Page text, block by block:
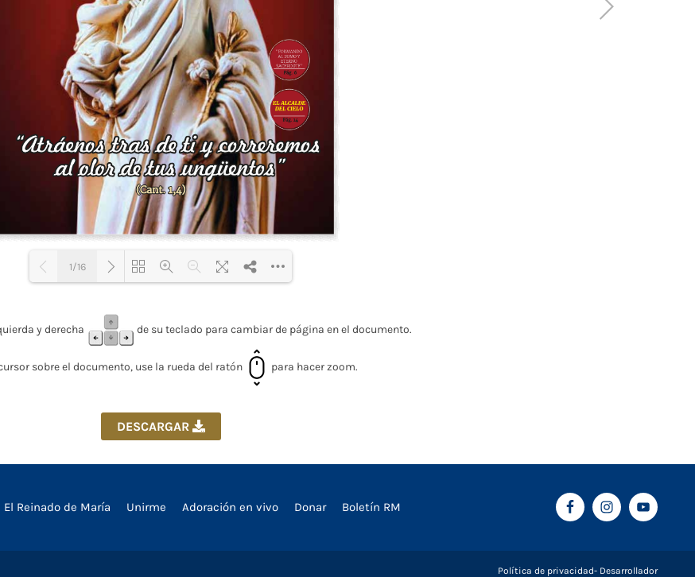
Loading PDF 46% ...
1/16
y derecha de su teclado para cambiar de página en el documento.
sobre el documento, use la rueda del ratón para hacer zoom.
DESCARGAR
El Reinado de María Unirme Adoración en vivo Donar Boletín RM
Política de privacidad Desarrollador